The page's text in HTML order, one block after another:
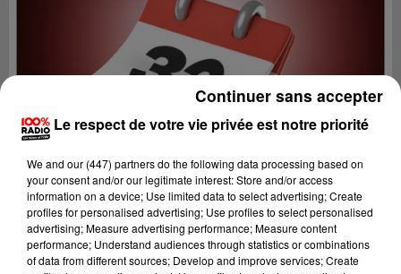
Le respect de votre vie privée est notre priorité
We and our (447) partnersdo the following data processing based on
your consent and/or our legitimate interest: Store and/or access
information on a device; Use limited data to select advertising; Create
profiles for personalised advertising; Use profiles to select personalised
advertising; Measure advertising performance; Measure content
performance; Understand audiences through statistics or combinations
of data from different sources; Develop and improve services; Create
Continuer sans accepter